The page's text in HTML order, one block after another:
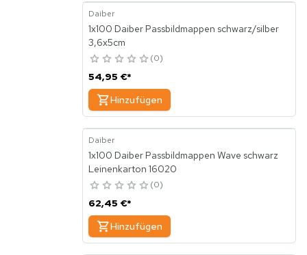
Daiber
1x100 Daiber Passbildmappen schwarz/silber
3,6x5cm
0
54,95 €*
Hinzufügen
Daiber
1x100 Daiber Passbildmappen Wave schwarz
Leinenkarton 16020
0
62,45 €*
Hinzufügen